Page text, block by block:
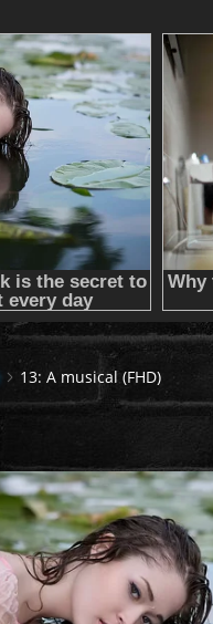
13: A musical (FHD)